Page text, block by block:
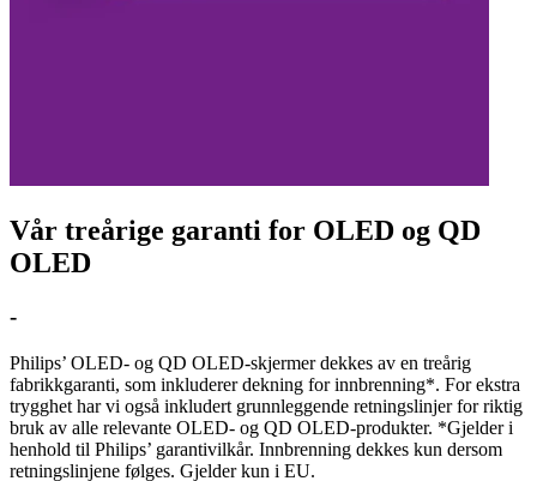
Vår treårige garanti for OLED og QD
OLED
-
Philips’ OLED- og QD OLED-skjermer dekkes av en treårig
fabrikkgaranti, som inkluderer dekning for innbrenning*. For ekstra
trygghet har vi også inkludert grunnleggende retningslinjer for riktig
bruk av alle relevante OLED- og QD OLED-produkter. *Gjelder i
henhold til Philips’ garantivilkår. Inn­brenning dekkes kun dersom
retningslinjene følges. Gjelder kun i EU.